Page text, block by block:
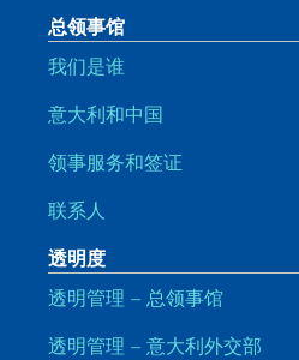
总领事馆
我们是谁
意大利和中国
领事服务和签证
联系人
透明度
透明管理 – 总领事馆
透明管理 – 意大利外交部